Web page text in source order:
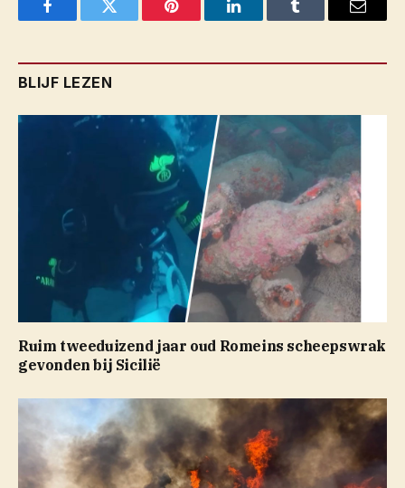
FacebookTwitter Pinterest LinkedInTumblr Email
BLIJF LEZEN
Ruim tweeduizend jaar oud Romeins scheepswrak
gevonden bij Sicilië